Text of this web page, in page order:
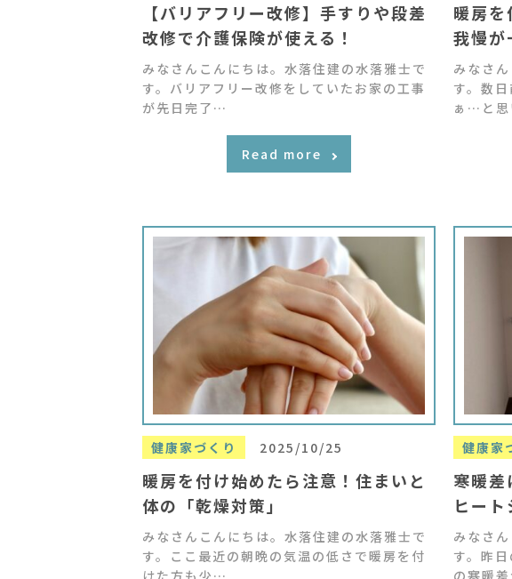
【バリアフリー改修】手すりや段差
改修で介護保険が使える！
みなさんこんにちは。水落住建の水落雅士で
す。バリアフリー改修をしていたお家の工事
が先日完了…
Read more
暖房を
我慢が
みなさ
す。数
ぁ…と
健康家づくり 2025/10/25
暖房を付け始めたら注意！住まいと
体の「乾燥対策」
みなさんこんにちは。水落住建の水落雅士で
す。ここ最近の朝晩の気温の低さで暖房を付
けた方も少…
健康家
寒暖差
ヒー
みなさ
す。昨
の寒暖